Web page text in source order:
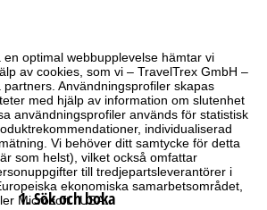
optimal webbupplevelse hämtar vi
av cookies, som vi – TravelTrex GmbH –
Användningsprofiler skapas
med hjälp av information om slutenhet
användningsprofiler används för statistisk
individualiserad
Vi behöver ditt samtycke för detta
som helst), vilket också omfattar
till tredjepartsleverantörer i
ekonomiska samarbetsområdet,
Microsoft i USA.
1. Sök och boka